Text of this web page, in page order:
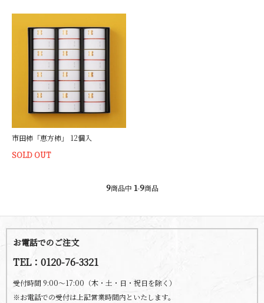
市田柿「恵方柿」 12個入
SOLD OUT
9商品中 1-9商品
お電話でのご注文
TEL：0120-76-3321
受付時間 9:00～17:00（木・土・日・祝日を除く）
※お電話での受付は上記営業時間内といたします。